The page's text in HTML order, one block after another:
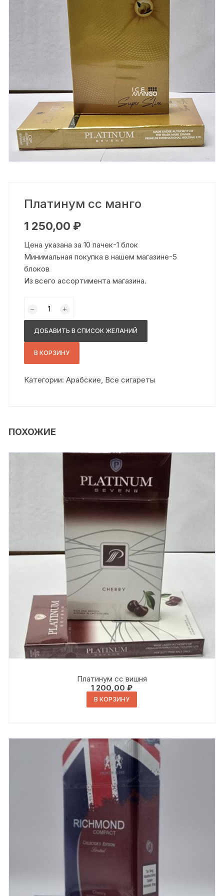
Платинум сс манго
1 250,00 ₽
Цена указана за 10 пачек-1 блок
Минимальная покупка в нашем магазине-5
блоков
Из всего ассортимента магазина.
товара
Платинум
манго
ДОБАВИТЬ В СПИСОК ЖЕЛАНИЙ
В КОРЗИНУ
Категории:Арабские, Все сигареты
ПОХОЖИЕ
Платинум сс вишня
1 200,00₽
В КОРЗИНУ